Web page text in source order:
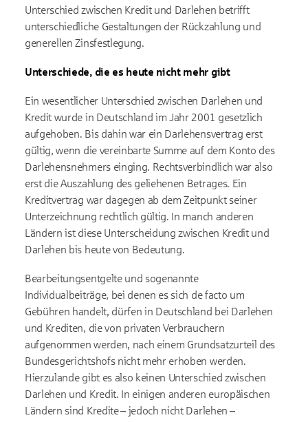
Unterschied zwischen Kredit und Darlehen betrifft
unterschiedliche Gestaltungen der Rückzahlung und
generellen Zinsfestlegung.
Unterschiede, die es heute nicht mehr gibt
Ein wesentlicher Unterschied zwischen Darlehen und
Kredit wurde in Deutschland im Jahr 2001 gesetzlich
aufgehoben. Bis dahin war ein Darlehensvertrag erst
gültig, wenn die vereinbarte Summe auf dem Konto des
Darlehensnehmers einging. Rechtsverbindlich war also
erst die Auszahlung des geliehenen Betrages. Ein
Kreditvertrag war dagegen ab dem Zeitpunkt seiner
Unterzeichnung rechtlich gültig. In manch anderen
Ländern ist diese Unterscheidung zwischen Kredit und
Darlehen bis heute von Bedeutung.
Bearbeitungsentgelte und sogenannte
Individualbeiträge, bei denen es sich de facto um
Gebühren handelt, dürfen in Deutschland bei Darlehen
und Krediten, die von privaten Verbrauchern
aufgenommen werden, nach einem Grundsatzurteil des
Bundesgerichtshofs nicht mehr erhoben werden.
Hierzulande gibt es also keinen Unterschied zwischen
Darlehen und Kredit. In einigen anderen europäischen
Ländern sind Kredite – jedoch nicht Darlehen –